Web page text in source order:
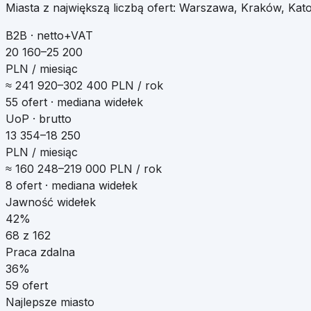
Miasta z największą liczbą ofert: Warszawa, Kraków,
B2B · netto+VAT
20 160–25 200
PLN / miesiąc
≈ 241 920–302 400 PLN / rok
55 ofert · mediana widełek
UoP · brutto
13 354–18 250
PLN / miesiąc
≈ 160 248–219 000 PLN / rok
8 ofert · mediana widełek
Jawność widełek
42%
68 z 162
Praca zdalna
36%
59 ofert
Najlepsze miasto